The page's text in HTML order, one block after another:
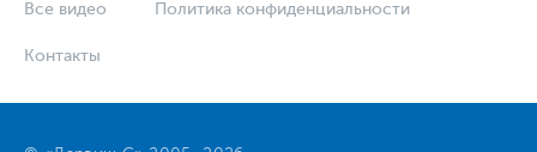
Все видео Политика конфиденциальности
Контакты